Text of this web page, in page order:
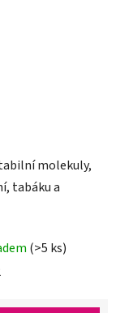
molekuly,
tabáku a
(>5 ks)